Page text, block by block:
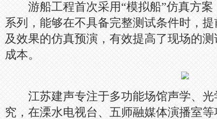
游船工程首次采用“模拟船”仿真方案
系列，能够在不具备完整测试条件时，
及效果的仿真预演，有效提高了现场的
成本。
江苏建声专注于多功能场馆声学、光
究，在溧水电视台、五师融媒体演播室